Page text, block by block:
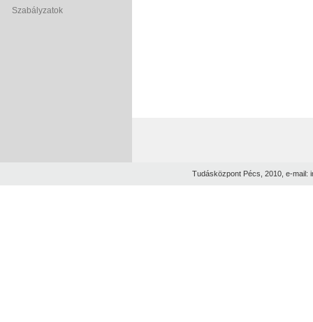
Szabályzatok
Tudásközpont Pécs, 2010, e-mail: